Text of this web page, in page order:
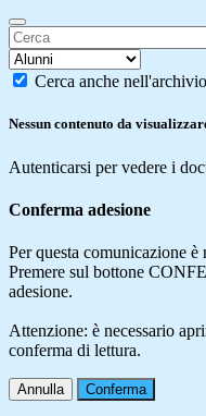
Cerca anche
Nessun contenuto da
Autenticarsi per vedere i
Conferma adesione
Per questa comunicazione è
Premere sul bottone
adesione.
Attenzione: è necessario
conferma di lettura.
Annulla Conferma